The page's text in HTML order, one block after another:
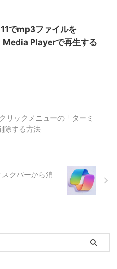
でmp3ファイルを
Playerで再生する
リックメニューの「ターミ
除する方法
クバーから消